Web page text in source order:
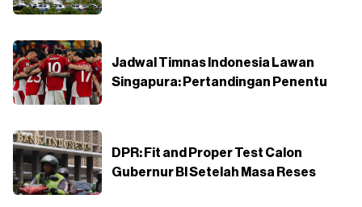
Jadwal Timnas Indonesia Lawan
Singapura: Pertandingan Penentu
DPR: Fit and Proper Test Calon
Gubernur BI Setelah Masa Reses